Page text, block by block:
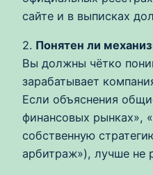
сайте и в выписках
2. Понятен ли
Вы должны чётко
зарабатывает
Если объяснения
финансовых рынках»,
собственную
арбитраж»), лучше не